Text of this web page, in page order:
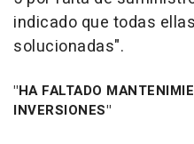
indicado que todas
solucionadas".
"HA FALTADO
INVERSIONES"